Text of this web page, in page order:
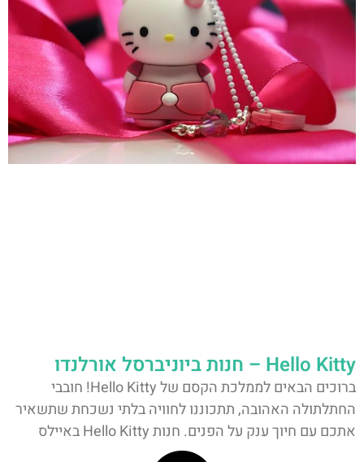
Hello Kitty – חנות ביוניברסל אורלנדו
ברוכים הבאים לממלכת הקסם של Hello Kitty! חובבי
החתלתולה האהובה, תתכוננו לחוויה בלתי נשכחת שתשאיר
אתכם עם חיוך ענק על הפנים. חנות Hello Kitty באיילס